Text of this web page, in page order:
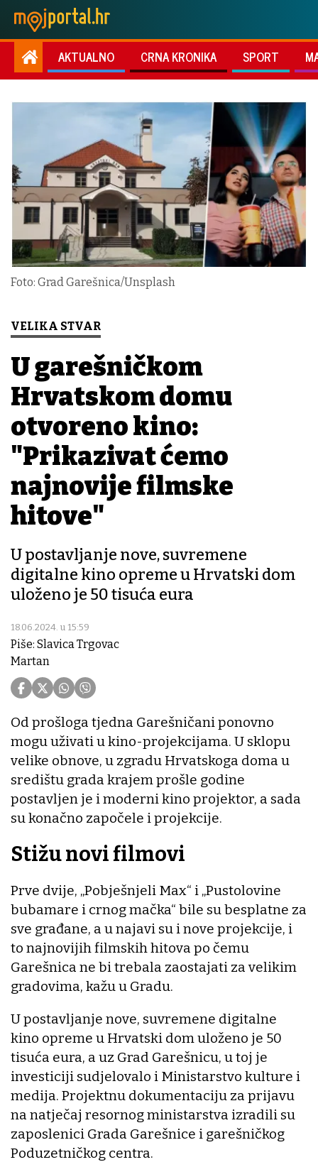
AKTUALNO CRNA KRONIKA SPORT
Foto: Grad Garešnica/Unsplash
VELIKA STVAR
U garešničkom
Hrvatskom domu
otvoreno kino:
"Prikazivat ćemo
najnovije filmske
hitove"
U postavljanje nove, suvremene
digitalne kino opreme u Hrvatski dom
uloženo je 50 tisuća eura
18.06.2024. u 15:59
Piše: Slavica Trgovac
Martan
Od prošloga tjedna Garešničani ponovno
mogu uživati u kino-projekcijama. U sklopu
velike obnove, u zgradu Hrvatskoga doma u
središtu grada krajem prošle godine
postavljen je i moderni kino projektor, a sada
su konačno započele i projekcije.
Stižu novi filmovi
Prve dvije, „Pobješnjeli Max“ i „Pustolovine
bubamare i crnog mačka“ bile su besplatne za
sve građane, a u najavi su i nove projekcije, i
to najnovijih filmskih hitova po čemu
Garešnica ne bi trebala zaostajati za velikim
gradovima, kažu u Gradu.
U postavljanje nove, suvremene digitalne
kino opreme u Hrvatski dom uloženo je 50
tisuća eura, a uz Grad Garešnicu, u toj je
investiciji sudjelovalo i Ministarstvo kulture i
medija. Projektnu dokumentaciju za prijavu
na natječaj resornog ministarstva izradili su
zaposlenici Grada Garešnice i garešničkog
Poduzetničkog centra.